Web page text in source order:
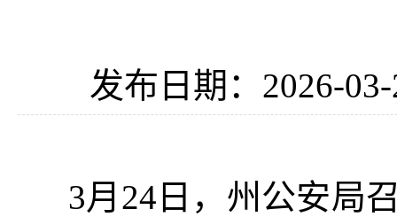
发布日期：2026-
3月 24日， 州公安局